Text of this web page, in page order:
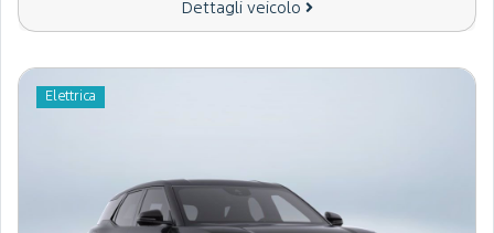
Dettagli veicolo
Elettrica